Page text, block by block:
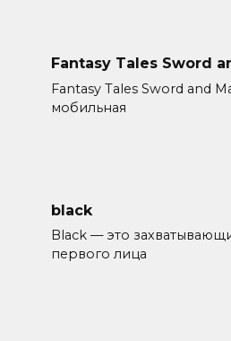
Fantasy Tales Sword
Fantasy Tales Sword and
мобильная
black
Black — это
первого лица